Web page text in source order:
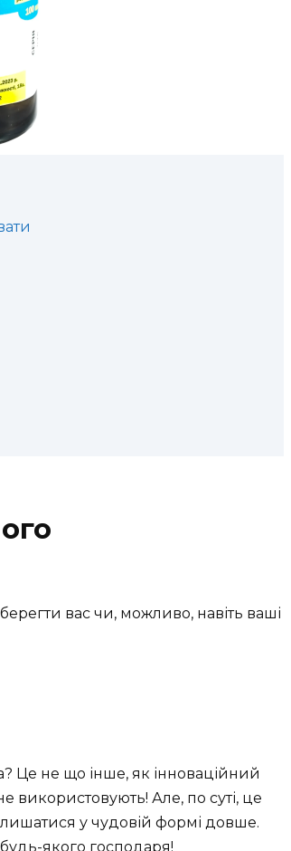
вас чи, можливо, навіть ваші
Це не що інше, як інноваційний
використовують! Але, по суті, це
у чудовій формі довше.
якого господаря!